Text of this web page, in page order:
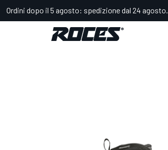
Ordini dopo il 5 agosto: spedizione dal 24 agosto.